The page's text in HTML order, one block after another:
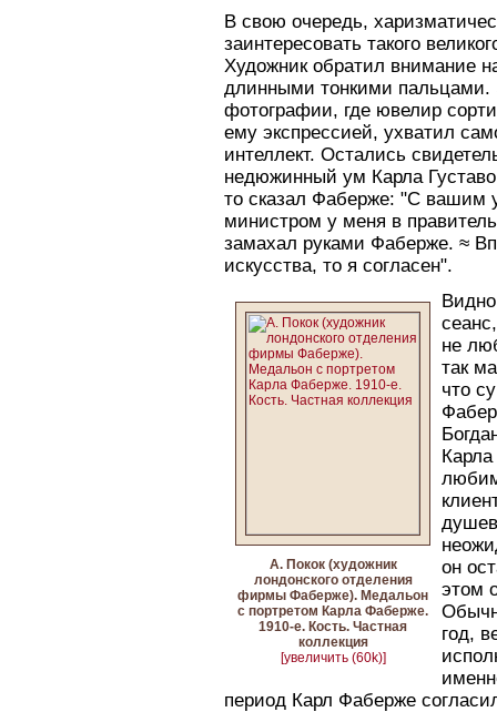
В свою очередь,
заинтересовать такого
Художник обратил внимание
длинными тонкими пальцами.
фотографии, где ювелир
ему экспрессией, ухватил
интеллект. Остались
недюжинный ум Карла
то сказал Фаберже: "С вашим
министром у меня в
замахал руками Фаберже. ≈
искусства, то я согласен".
А. Покок (художник
лондонского отделения
фирмы Фаберже). Медальон
с портретом Карла Фаберже.
1910-е. Кость. Частная
коллекция
[увеличить (60k)]
не
так
что
он
этом
год,
период Карл Фаберже